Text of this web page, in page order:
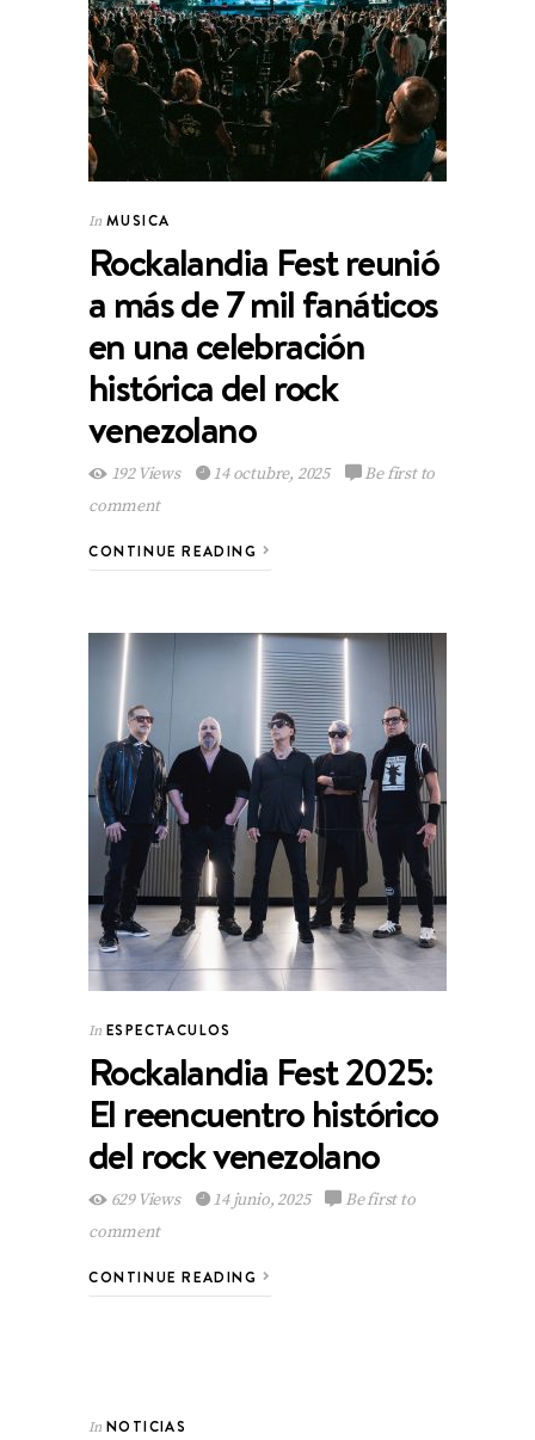
In MUSICA
Rockalandia Fest reunió
a más de 7 mil fanáticos
en una celebración
histórica del rock
venezolano
192 Views 14 octubre, 2025
Be first to
comment
CONTINUE READING
In ESPECTACULOS
Rockalandia Fest 2025:
El reencuentro histórico
del rock venezolano
629 Views 14 junio, 2025
Be first to
comment
CONTINUE READING
In NOTICIAS